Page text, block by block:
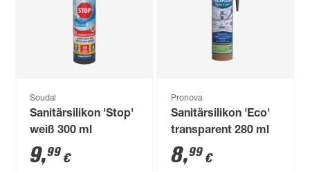
Soudal
Sanitärsilikon 'Stop'
weiß 300 ml
9,99 €
Pronova
Sanitärsilikon 'Eco'
transparent 280 ml
8,99 €